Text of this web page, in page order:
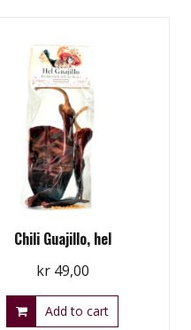
Chili Guajillo, hel
kr49,00
Add to cart